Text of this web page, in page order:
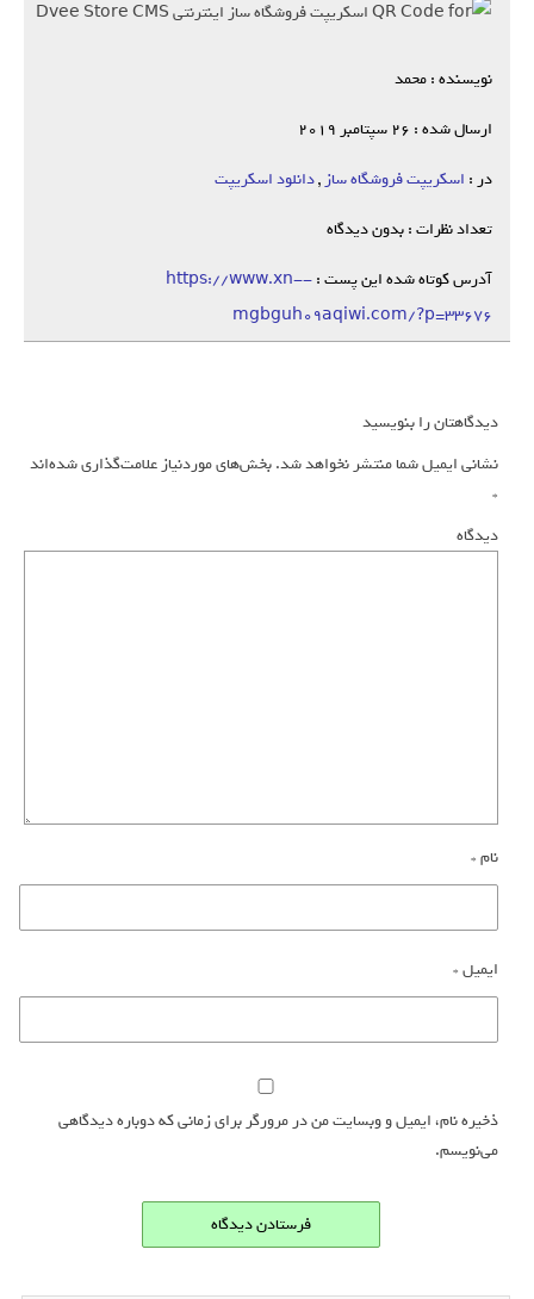
نویسنده : محمد
ارسال شده : 26 سپتامبر 2019
در : اسکریپت فروشگاه ساز,دانلود اسکریپت
تعداد نظرات : بدون دیدگاه
آدرس کوتاه شده این پست :https://www.xn--
mgbguh09aqiwi.com/?p=33676
دیدگاهتان را بنویسید
نشانی ایمیل شما منتشر نخواهد شد.بخش‌های موردنیاز علامت‌گذاری شده‌اند
*
دیدگاه
نام*
ایمیل*
ذخیره نام، ایمیل و وبسایت من در مرورگر برای زمانی که دوباره دیدگاهی
می‌نویسم.